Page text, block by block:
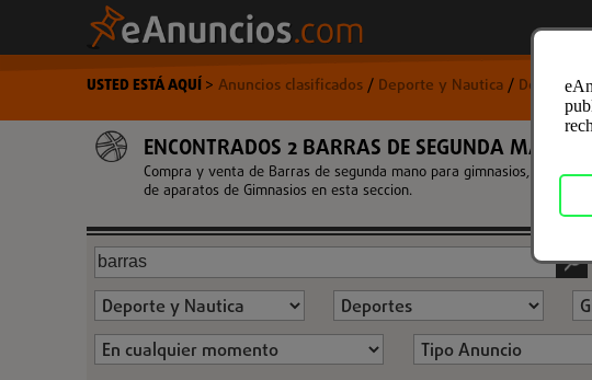
USTED ESTÁ AQUÍ> Anuncios clasificados/ Deporte y Nautica/ Deportes
ENCONTRADOS 2 BARRAS DE SEGUNDA MANO
Compra y venta de Barras de segunda mano para gimnasios, de
de aparatos de Gimnasios en esta seccion.